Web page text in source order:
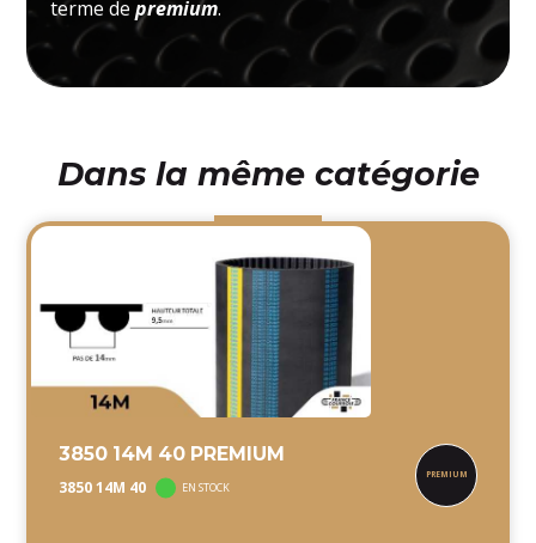
terme depremium.
Dans la même catégorie
3850 14M 40 PREMIUM
3850 14M 40 EN STOCK